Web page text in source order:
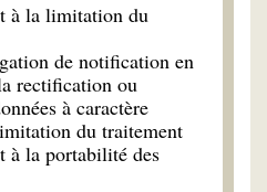
à la limitation du
de notification en
rectification ou
à caractère
du traitement
à la portabilité des